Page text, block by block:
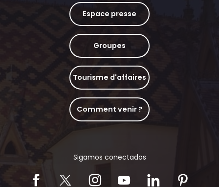
Espace presse
Groupes
Tourisme d'affaires
Comment venir ?
Sigamos conectados